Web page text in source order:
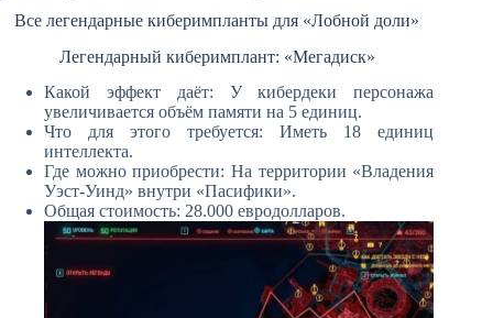
Все легендарные киберимпланты для «Лобной доли»
Легендарный киберимплант: «Мегадиск»
Какой эффект даёт: У кибердеки персонажа
увеличивается объём памяти на 5 единиц.
Что для этого требуется: Иметь 18 единиц
интеллекта.
Где можно приобрести: На территории «Владения
Уэст-Уинд» внутри «Пасифики».
Общая стоимость: 28.000 евродолларов.